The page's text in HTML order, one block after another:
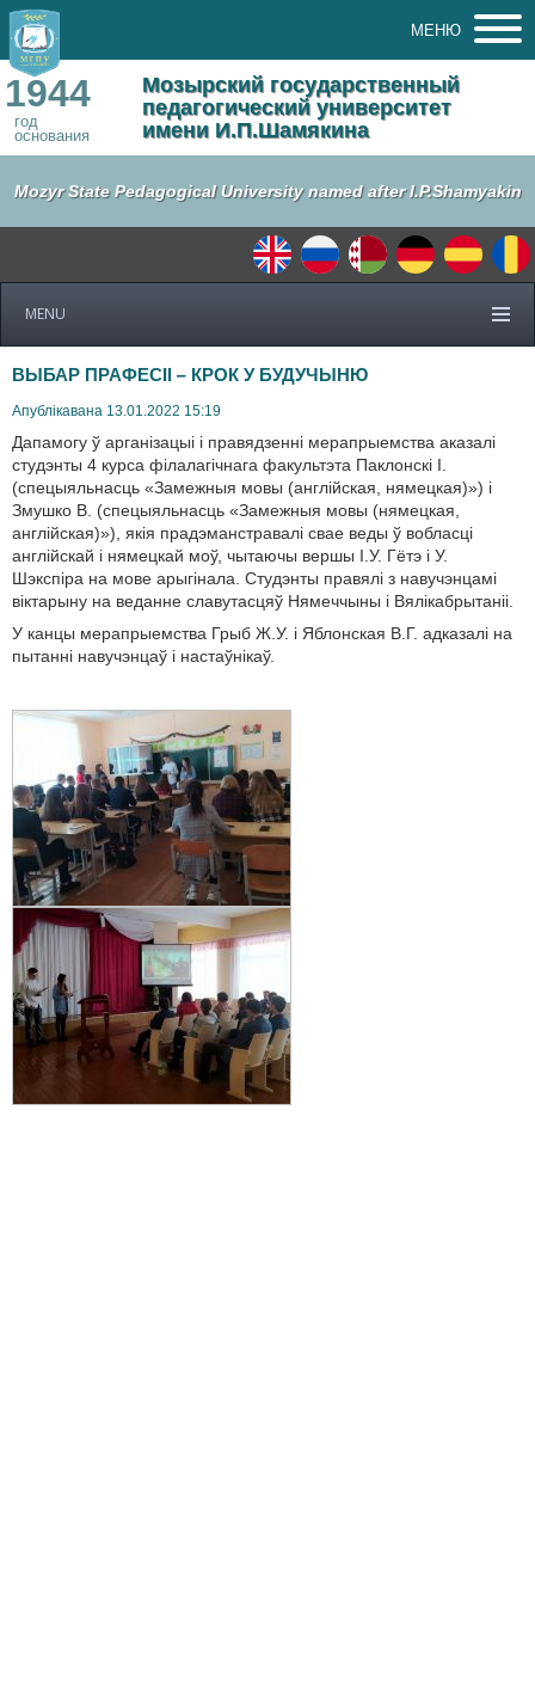
МЕНЮ
1944
год
основания
Мозырский государственный
педагогический университет
имени И.П.Шамякина
Mozyr State Pedagogical University named after I.P.Shamyakin
MENU
ВЫБАР ПРАФЕСІІ – КРОК У БУДУЧЫНЮ
Апублікавана 13.01.2022 15:19
Дапамогу ў арганізацыі і правядзенні мерапрыемства аказалі
студэнты 4 курса філалагічнага факультэта Паклонскі І.
(спецыяльнасць «Замежныя мовы (англійская, нямецкая)») і
Змушко В. (спецыяльнасць «Замежныя мовы (нямецкая,
англійская)»), якія прадэманстравалі свае веды ў вобласці
англійскай і нямецкай моў, чытаючы вершы І.У. Гётэ і У.
Шэкспіра на мове арыгінала. Студэнты правялі з навучэнцамі
віктарыну на веданне славутасцяў Нямеччыны і Вялікабрытаніі.
У канцы мерапрыемства Грыб Ж.У. і Яблонская В.Г. адказалі на
пытанні навучэнцаў і настаўнікаў.